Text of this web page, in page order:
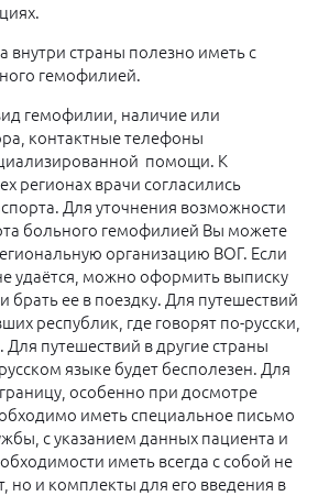
внутри страны полезно иметь с
гемофилией.
гемофилии, наличие или
контактные телефоны
помощи. К
регионах врачи согласились
Для уточнения возможности
больного гемофилией Вы можете
организацию ВОГ. Если
удаётся, можно оформить выписку
брать ее в поездку. Для путешествий
республик, где говорят по-русски,
Для путешествий в другие страны
языке будет бесполезен. Для
особенно при досмотре
иметь специальное письмо
с указанием данных пациента и
иметь всегда с собой не
но и комплекты для его введения в